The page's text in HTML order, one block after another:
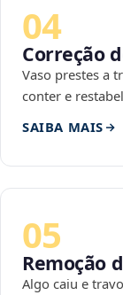
04
Correção
Vaso prestes a
conter e
SAIBA MAIS
05
Remoção
Algo caiu e